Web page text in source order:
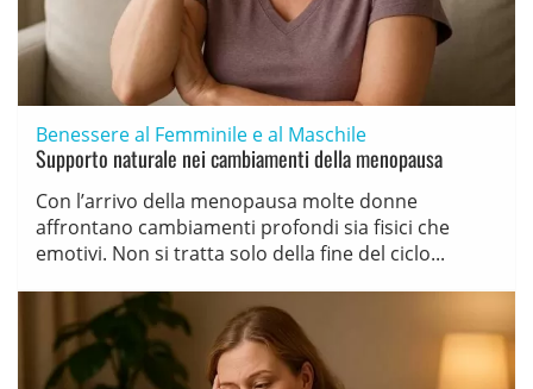
Benessere al Femminile e al Maschile
Supporto naturale nei cambiamenti della menopausa
Con l’arrivo della menopausa molte donne
affrontano cambiamenti profondi sia fisici che
emotivi. Non si tratta solo della fine del ciclo...